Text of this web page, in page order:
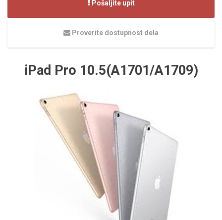
Pošaljite upit
Proverite dostupnost dela
iPad Pro 10.5(A1701/A1709)